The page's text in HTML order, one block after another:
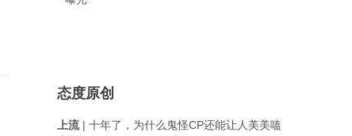
态度原创
上流| 十年了，为什么鬼怪CP还能让人美美嗑